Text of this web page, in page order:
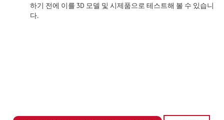
하기 전에 이를 3D 모델 및 시제품으로 테스트해 볼 수 있습니
다.